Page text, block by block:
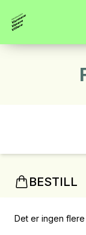
BESTILL
Det er ingen